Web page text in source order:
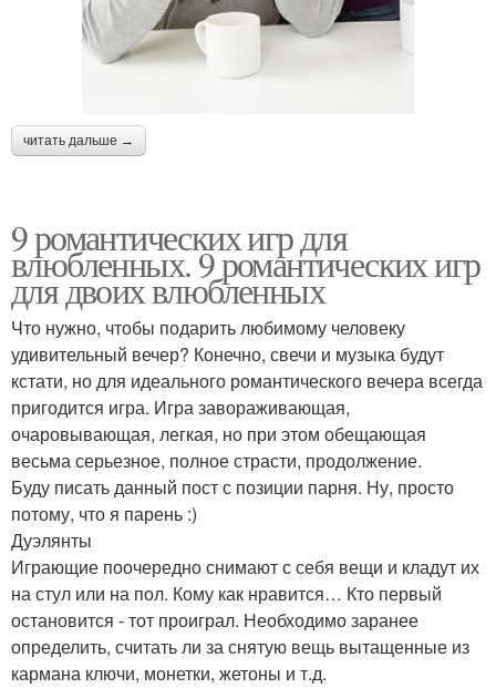
читать дальше →
9 романтических игр для
влюбленных. 9 романтических игр
для двоих влюбленных
Что нужно, чтобы подарить любимому человеку
удивительный вечер? Конечно, свечи и музыка будут
кстати, но для идеального романтического вечера всегда
пригодится игра. Игра завораживающая,
очаровывающая, легкая, но при этом обещающая
весьма серьезное, полное страсти, продолжение.
Буду писать данный пост с позиции парня. Ну, просто
потому, что я парень :)
Дуэлянты
Играющие поочередно снимают с себя вещи и кладут их
на стул или на пол. Кому как нравится… Кто первый
остановится - тот проиграл. Необходимо заранее
определить, считать ли за снятую вещь вытащенные из
кармана ключи, монетки, жетоны и т.д.